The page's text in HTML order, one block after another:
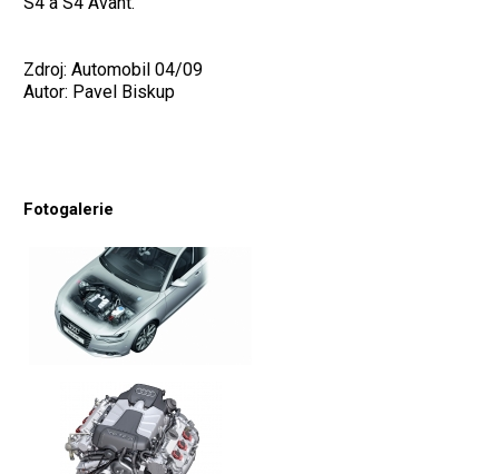
Zdroj: Automobil 04/09
Autor: Pavel Biskup
Fotogalerie